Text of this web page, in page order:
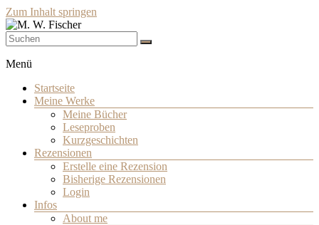
Zum Inhalt springen
Schriftsteller
Menü
Startseite
Meine Werke
Meine Bücher
Leseproben
Kurzgeschichten
Rezensionen
Erstelle eine Rezension
Bisherige Rezensionen
Login
Infos
About me